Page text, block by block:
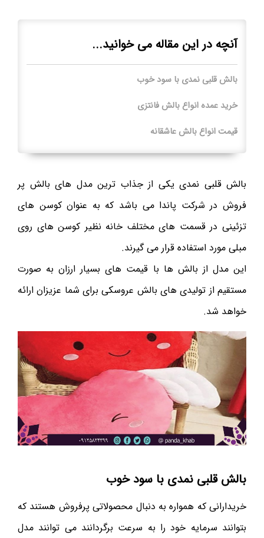
آنچه در این مقاله می خوانید...
بالش قلبی نمدی با سود خوب
خرید عمده انواع بالش فانتزی
قیمت انواع بالش عاشقانه
بالش قلبی نمدی یکی از جذاب ترین مدل های بالش پر
فروش در شرکت پاندا می باشد که به عنوان کوسن های
تزئینی در قسمت های مختلف خانه نظیر کوسن های روی
مبلی مورد استفاده قرار می ‌گیرند.
این مدل از بالش ها با قیمت های بسیار ارزان به صورت
مستقیم از تولیدی های بالش عروسکی برای شما عزیزان ارائه
خواهد شد.
بالش قلبی نمدی با سود خوب
خریدارانی که همواره به دنبال محصولاتی پرفروش هستند که
بتوانند سرمایه خود را به سرعت برگردانند می ‌توانند مدل